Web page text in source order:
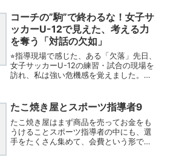
ても、その力を育成する視点がこの日本
では大切なのではないか？...
コーチの”駒”で終わるな！女子サ
ッカーU-12で見えた、考える力
を奪う「対話の欠如」
⭐︎指導現場で感じた、ある「欠落」先日、
女子サッカーU-12の練習・試合の現場を
訪れ、私は強い危機感を覚えました。選
れは、コーチの周りに集まり、一言一句
聞き逃すまいとす...
たこ焼き屋とスポーツ指導者9
たこ焼き屋はまず商品を売ってお金をも
うけることスポーツ指導者の中にも、選
手をたくさん集めて、会費という形でも